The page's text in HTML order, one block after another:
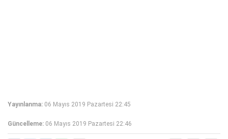
Yayınlanma: 06 Mayıs 2019 Pazartesi 22:45
Güncelleme: 06 Mayıs 2019 Pazartesi 22:46